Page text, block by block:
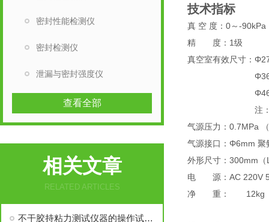
技术指标
真 空 度：0～-90kPa
精 度：1级
真空室有效尺寸：
注：其他尺
气源压力：0.7MPa
气源接口：Φ6mm 聚
外形尺寸：300mm
电 源：AC 220V
净 重： 12kg
密封性能检测仪
密封检测仪
泄漏与密封强度仪
查看全部
相关文章
RELATED ARTICLES
不干胶持粘力测试仪器的操作试验方法